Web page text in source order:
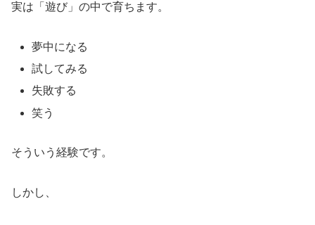
実は「遊び」の中で育ちます。
夢中になる
試してみる
失敗する
笑う
そういう経験です。
しかし、